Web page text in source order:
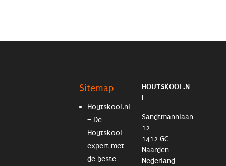
Sitemap
Houtskool.nl
– De
Houtskool
expert met
de beste
HOUTSKOOL.N
L
Sandtmannlaan
12
1412 GC
Naarden
Nederland